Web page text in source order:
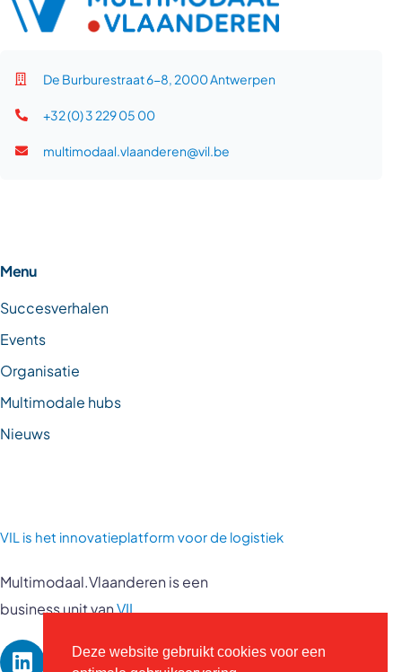
De Burburestraat 6-8, 2000 Antwerpen
+32 (0) 3 229 05 00
multimodaal.vlaanderen@vil.be
Menu
Succesverhalen
Events
Organisatie
Multimodale hubs
Nieuws
VIL is het innovatieplatform voor de logistiek
Multimodaal.Vlaanderen is een
business unit vanVIL
Deze website gebruikt cookies voor een